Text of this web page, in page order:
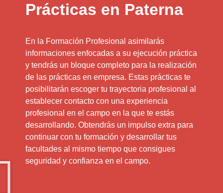
Prácticas en Paterna
En la Formación Profesional asimilarás
informaciones enfocadas a su ejecución práctica
y tendrás un bloque completo para la realización
de las prácticas en empresa. Estas prácticas te
posibilitarán escoger tu trayectoria profesional al
establecer contacto con una experiencia
profesional en el campo en la que te estás
desarrollando. Obtendrás un impulso extra para
continuar con tu formación y desarrollar tus
facultades al mismo tiempo que consigues
seguridad y confianza en el campo.